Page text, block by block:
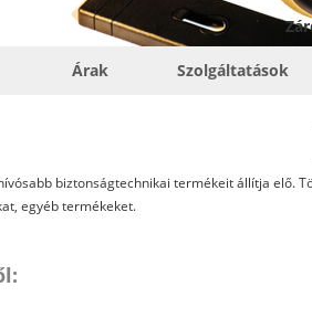
Árak Szolgáltatások
biztonságtechnikai termékeit állítja elő.
egyéb termékeket.